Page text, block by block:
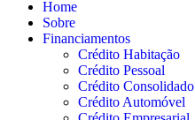
Home
Sobre
Financiamentos
Crédito Habitação
Crédito Pessoal
Crédito Consolidado
Crédito Automóvel